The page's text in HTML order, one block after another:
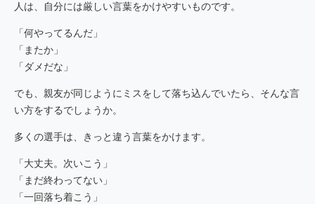
人は、自分には厳しい言葉をかけやすいものです。
「何やってるんだ」
「またか」
「ダメだな」
でも、親友が同じようにミスをして落ち込んでいたら、そんな言
い方をするでしょうか。
多くの選手は、きっと違う言葉をかけます。
「大丈夫。次いこう」
「まだ終わってない」
「一回落ち着こう」